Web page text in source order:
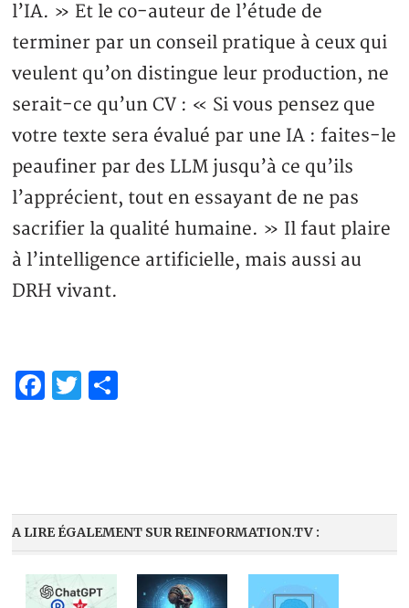
l’IA. » Et le co-auteur de l’étude de
terminer par un conseil pratique à ceux qui
veulent qu’on distingue leur production, ne
serait-ce qu’un CV : « Si vous pensez que
votre texte sera évalué par une IA : faites-le
peaufiner par des LLM jusqu’à ce qu’ils
l’apprécient, tout en essayant de ne pas
sacrifier la qualité humaine. » Il faut plaire
à l’intelligence artificielle, mais aussi au
DRH vivant.
Facebook
Twitter
A LIRE ÉGALEMENT SUR REINFORMATION.TV :